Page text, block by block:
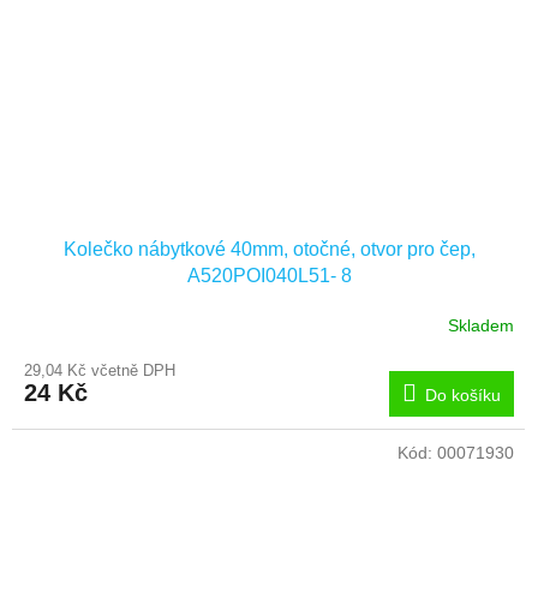
Kolečko nábytkové 40mm, otočné, otvor pro čep,
A520POI040L51- 8
Skladem
29,04 Kč včetně DPH
24 Kč Do košíku
Kód: 00071930